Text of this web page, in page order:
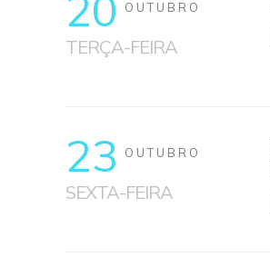
OUTUBRO
TERÇA-FEIRA
23 OUTUBRO
SEXTA-FEIRA